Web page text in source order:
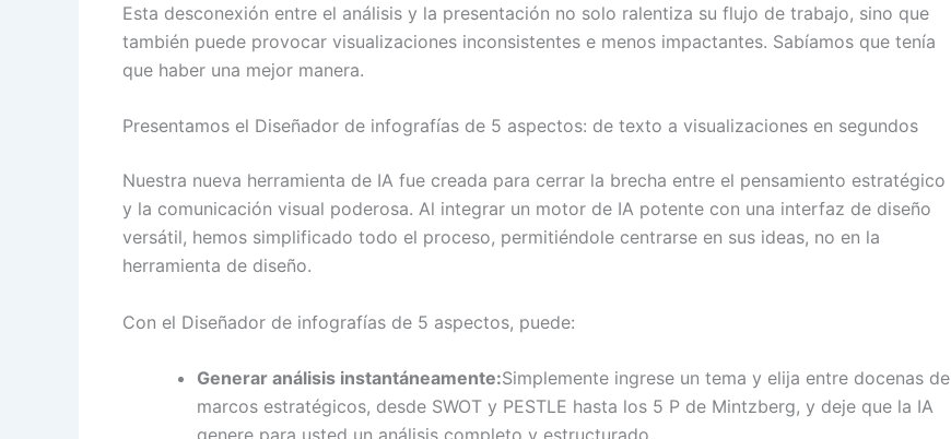
Esta desconexión entre el análisis y la presentación no solo ralentiza su flujo de trabajo, sino que
también puede provocar visualizaciones inconsistentes e menos impactantes. Sabíamos que tenía
que haber una mejor manera.
Presentamos el Diseñador de infografías de 5 aspectos: de texto a visualizaciones en segundos
Nuestra nueva herramienta de IA fue creada para cerrar la brecha entre el pensamiento estratégico
y la comunicación visual poderosa. Al integrar un motor de IA potente con una interfaz de diseño
versátil, hemos simplificado todo el proceso, permitiéndole centrarse en sus ideas, no en la
herramienta de diseño.
Con el Diseñador de infografías de 5 aspectos, puede:
Generar análisis instantáneamente:Simplemente ingrese un tema y elija entre docenas de
marcos estratégicos, desde SWOT y PESTLE hasta los 5 P de Mintzberg, y deje que la IA